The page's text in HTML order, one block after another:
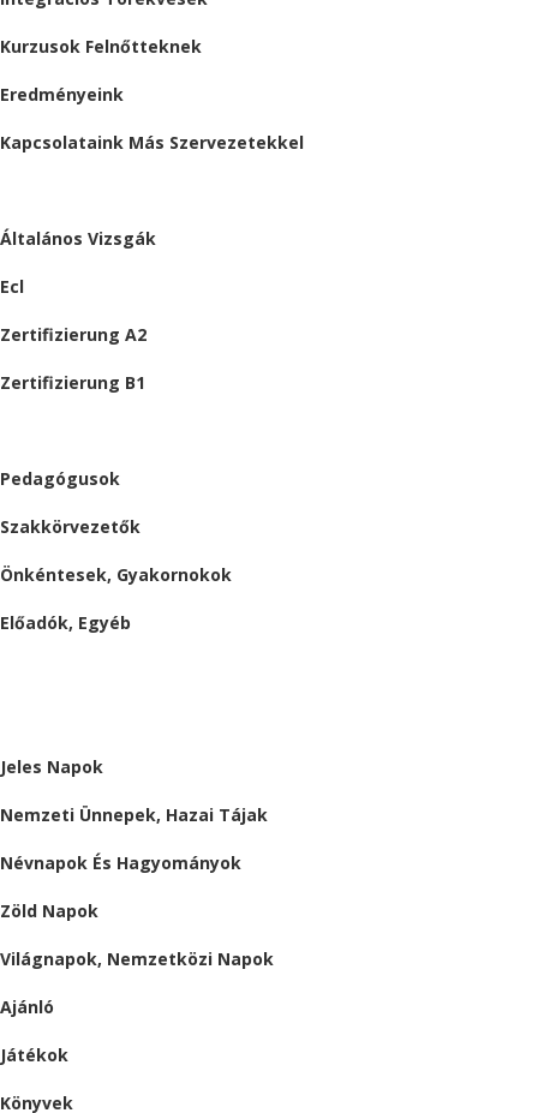
Kurzusok Felnőtteknek
Eredményeink
Kapcsolataink Más Szervezetekkel
Általános Vizsgák
Ecl
Zertifizierung A2
Zertifizierung B1
Pedagógusok
Szakkörvezetők
Önkéntesek, Gyakornokok
Előadók, Egyéb
Jeles Napok
Nemzeti Ünnepek, Hazai Tájak
Névnapok És Hagyományok
Zöld Napok
Világnapok, Nemzetközi Napok
Ajánló
Játékok
Könyvek